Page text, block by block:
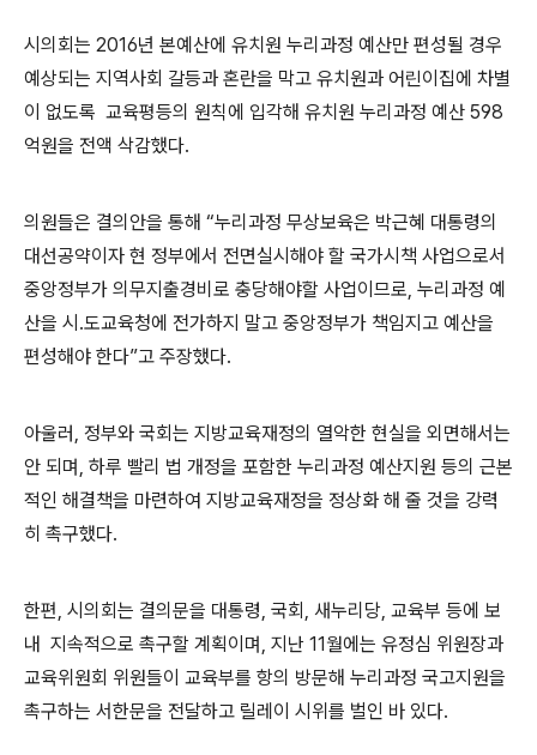
시의회는 2016년 본예산에 유치원 누리과정 예산만 편성될 경우
예상되는 지역사회 갈등과 혼란을 막고 유치원과 어린이집에 차별
이 없도록 교육평등의 원칙에 입각해 유치원 누리과정 예산 598
억원을 전액 삭감했다.
의원들은 결의안을 통해 “누리과정 무상보육은 박근혜 대통령의
대선공약이자 현 정부에서 전면실시해야 할 국가시책 사업으로서
중앙정부가 의무지출경비로 충당해야할 사업이므로, 누리과정 예
산을 시․도교육청에 전가하지 말고 중앙정부가 책임지고 예산을
편성해야 한다”고 주장했다.
아울러, 정부와 국회는 지방교육재정의 열악한 현실을 외면해서는
안 되며, 하루 빨리 법 개정을 포함한 누리과정 예산지원 등의 근본
적인 해결책을 마련하여 지방교육재정을 정상화 해 줄 것을 강력
히 촉구했다.
한편, 시의회는 결의문을 대통령, 국회, 새누리당, 교육부 등에 보
내 지속적으로 촉구할 계획이며, 지난 11월에는 유정심 위원장과
교육위원회 위원들이 교육부를 항의 방문해 누리과정 국고지원을
촉구하는 서한문을 전달하고 릴레이 시위를 벌인 바 있다.